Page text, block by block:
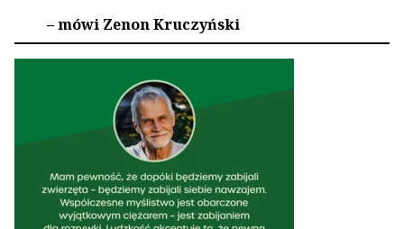
– mówi Zenon Kruczyński